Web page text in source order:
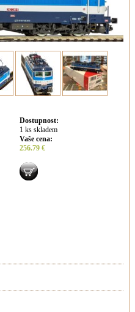
Dostupnost:
1 ks skladem
Vaše cena:
256.79 €